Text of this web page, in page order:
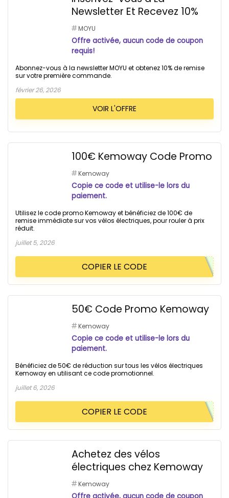
Newsletter Et Recevez 10%
MOYU
Offre activée, aucun code de coupon
requis!
Abonnez-vous à la newsletter MOYU et obtenez 10% de remise
sur votre première commande.
février 26, 2026
VOIR L'OFFRE
100€ Kemoway Code Promo
Kemoway
Copie ce code et utilise-le lors du
paiement.
Utilisez le code promo Kemoway et bénéficiez de 100€ de
remise immédiate sur vos vélos électriques, pour rouler à prix
réduit.
juillet 5, 2026
COPIER LE CODE
50€ Code Promo Kemoway
Kemoway
Copie ce code et utilise-le lors du
paiement.
Bénéficiez de 50€ de réduction sur tous les vélos électriques
Kemoway en utilisant ce code promotionnel.
juillet 6, 2026
COPIER LE CODE
Achetez des vélos
électriques chez Kemoway
Kemoway